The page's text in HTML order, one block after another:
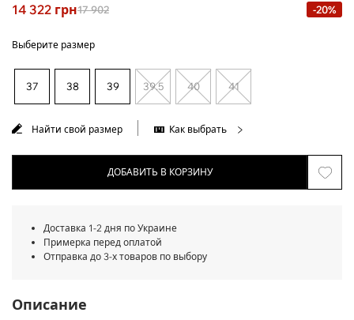
14 322 грн17 902 -20%
Выберите размер
37 38 39 39.5 40 41
Найти свой размер Как выбрать
ДОБАВИТЬ В КОРЗИНУ
Доставка 1-2 дня по Украине
Примерка перед оплатой
Отправка до 3-х товаров по выбору
Описание